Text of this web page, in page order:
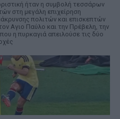
ήταν η συμβολή τεσσάρων
στη μεγάλη επιχείρηση
πολιτών και επισκεπτών
Αγιο Παύλο και την Πρέβελη, την
η πυρκαγιά απειλούσε τις δύο